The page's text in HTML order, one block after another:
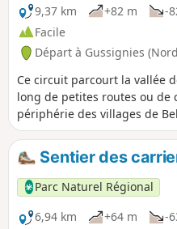
9,37 km
+82 m -
Facile
Départ à Gussignies
Ce circuit parcourt la vallée
long de petites routes ou de
périphérie des villages de
Gussignies.
Sentier des
Parc Naturel Régional
6,94 km
+64 m -